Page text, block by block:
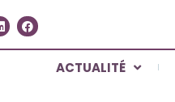
ACTUALITÉ